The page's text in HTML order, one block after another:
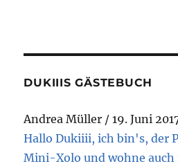
DUKIIIS GÄSTEBUCH
Andrea Müller /19. Juni
Hallo Dukiiii, ich bin's, der
Mini-Xolo und wohne auch